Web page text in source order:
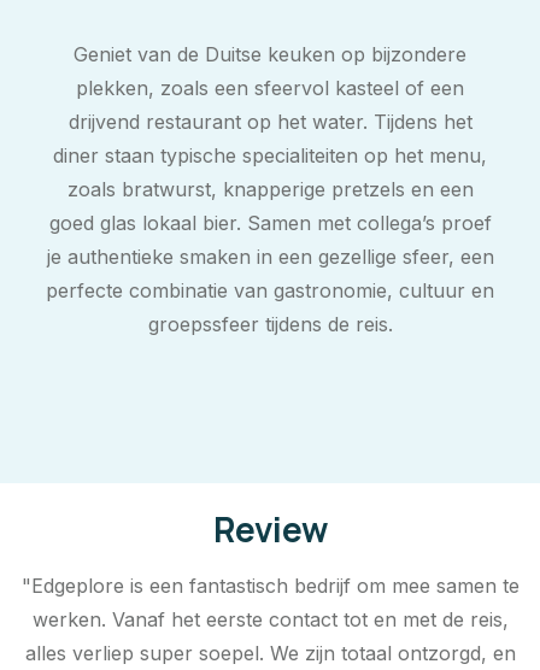
Geniet van de Duitse keuken op bijzondere
plekken, zoals een sfeervol kasteel of een
drijvend restaurant op het water. Tijdens het
diner staan typische specialiteiten op het menu,
zoals bratwurst, knapperige pretzels en een
goed glas lokaal bier. Samen met collega’s proef
je authentieke smaken in een gezellige sfeer, een
perfecte combinatie van gastronomie, cultuur en
groepssfeer tijdens de reis.
Review
"Edgeplore is een fantastisch bedrijf om mee samen te
werken. Vanaf het eerste contact tot en met de reis,
alles verliep super soepel. We zijn totaal ontzorgd, en